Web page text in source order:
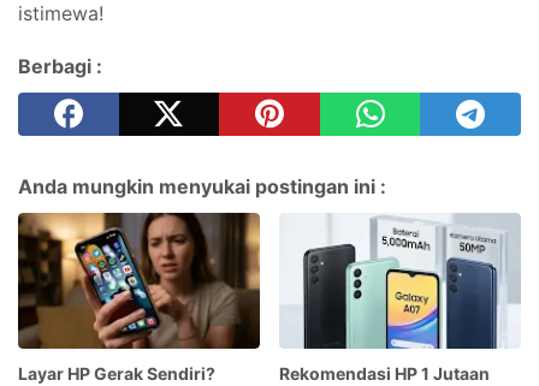
istimewa!
Berbagi :
Anda mungkin menyukai postingan ini :
Layar HP Gerak Sendiri?
Rekomendasi HP 1 Jutaan